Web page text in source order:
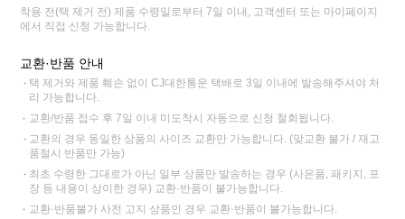
착용 전(택 제거 전) 제품 수령일로부터 7일 이내, 고객센터 또는 마이페이지
에서 직접 신청 가능합니다.
교환·반품 안내
택 제거와 제품 훼손 없이 CJ대한통운 택배로 3일 이내에 발송해주셔야 처
리 가능합니다.
교환/반품 접수 후 7일 이내 미도착시 자동으로 신청 철회됩니다.
교환의 경우 동일한 상품의 사이즈 교환만 가능합니다. (맞교환 불가 / 재고
품절시 반품만 가능)
최초 수령한 그대로가 아닌 일부 상품만 발송하는 경우 (사은품, 패키지, 포
장 등 내용이 상이한 경우) 교환·반품이 불가능합니다.
교환·반품불가 사전 고지 상품인 경우 교환·반품이 불가능합니다.